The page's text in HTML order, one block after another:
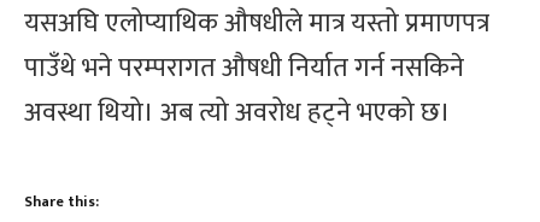
यसअघि एलोप्याथिक औषधीले मात्र यस्तो प्रमाणपत्र
पाउँथे भने परम्परागत औषधी निर्यात गर्न नसकिने
अवस्था थियो। अब त्यो अवरोध हट्ने भएको छ।
Share this: